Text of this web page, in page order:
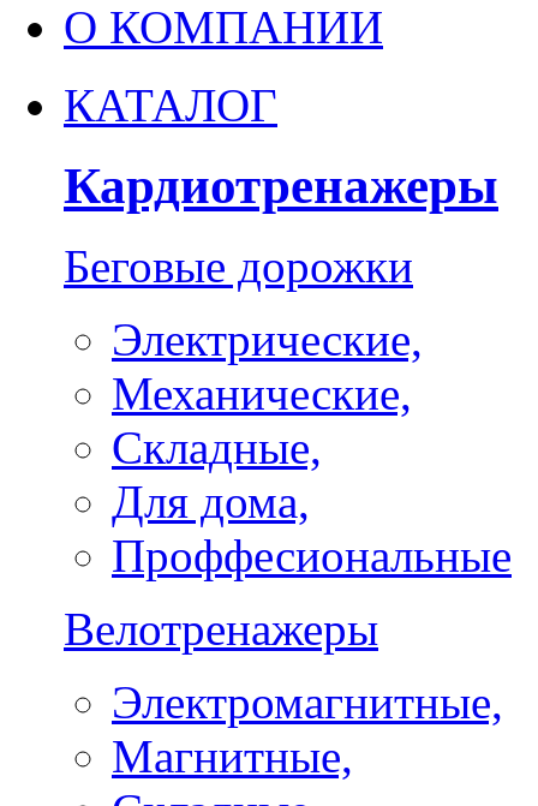
О КОМПАНИИ
КАТАЛОГ
Кардиотренажеры
Беговые дорожки
Электрические,
Механические,
Складные,
Для дома,
Проффесиональные
Велотренажеры
Электромагнитные,
Магнитные,